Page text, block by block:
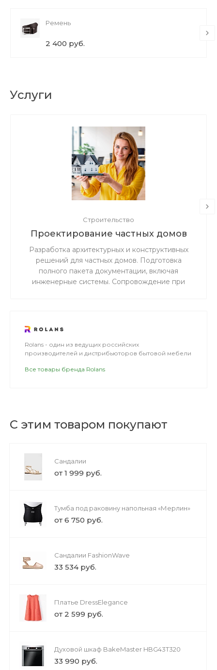
Ремень
2 400 руб.
Услуги
Строительство
Проектирование частных домов
Разработка архитектурных и конструктивных
решений для частных домов. Подготовка
полного пакета документации, включая
инженерные системы. Сопровождение при
Rolans - один из ведущих российских
производителей и дистрибьюторов бытовой мебели
Все товары бренда Rolans
С этим товаром покупают
Сандалии
от 1 999 руб.
Тумба под раковину напольная «Мерлин»
от 6 750 руб.
Сандалии FashionWave
33 534 руб.
Платье DressElegance
от 2 599 руб.
Духовой шкаф BakeMaster HBG43T320
33 990 руб.